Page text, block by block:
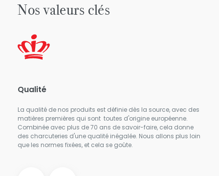
Nos valeurs clés
Qualité
La qualité de nos produits est définie dès la source, avec des
matières premières qui sont toutes d'origine européenne.
Combinée avec plus de 70 ans de savoir-faire, cela donne
des charcuteries d'une qualité inégalée. Nous allons plus loin
que les normes fixées, et cela se goûte.